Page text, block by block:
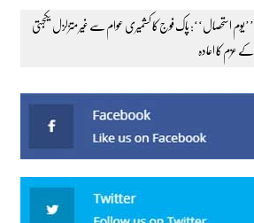
’’یوم استحصال‘‘: پاک فوج کا کشمیری عوام سے غیر متزلزل یکجہتی
کے عزم کا اعادہ